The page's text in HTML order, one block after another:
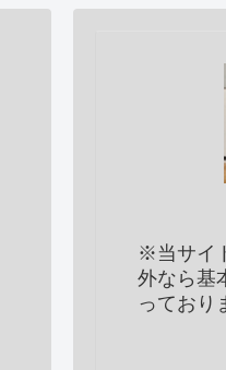
※当サイ
外なら基
っており